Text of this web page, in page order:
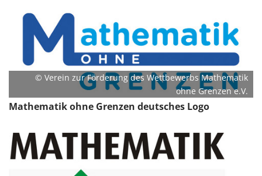
© Verein zur Förderung des Wettbewerbs Mathematik
ohne Grenzen e.V.
Mathematik ohne Grenzen deutsches Logo